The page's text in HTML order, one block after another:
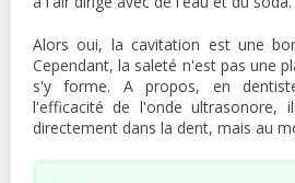
Alors oui, la cavitation est une
Cependant, la saleté n'est pas une
s'y forme. A propos, en
l'efficacité de l'onde ultrasonore,
directement dans la dent, mais au